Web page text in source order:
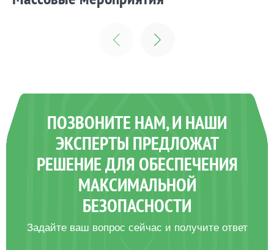
фудкорты, рестораны, детские игровые
спокойствие персонала и посетителей ТЦ
Заказать
ПОЗВОНИТЕ НАМ, И НАШИ
ЭКСПЕРТЫ ПРЕДЛОЖАТ
РЕШЕНИЕ ДЛЯ ОБЕСПЕЧЕНИЯ
МАКСИМАЛЬНОЙ
БЕЗОПАСНОСТИ
Задайте ваш вопрос сейчас и получите ответ